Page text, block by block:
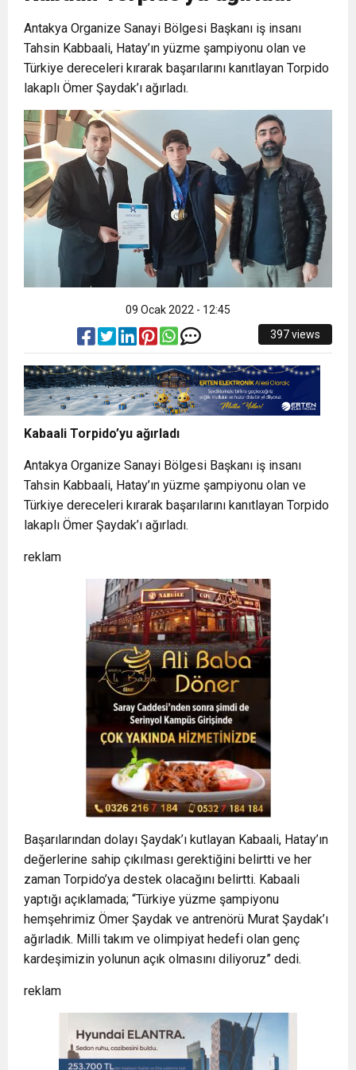
Cumhuriyet, Türk Milletinin Özgürlük
ve Onur Nişanesidir
6:19 HBB BAŞKANI ÖNTÜRK’ÜN
CUMHURİYET BAYRAMI MESAJI
17:36 KURUMLAR VERGİSİ ERTELENDİ
1:00 İTSO İŞ-KUR SGK TOPLANTI
DUYURUSU
21:40 CEYLANDERE’DE BAŞKAN EMRAH
KARAÇAY’A SEVGİ SELİ
18:22 BAŞKAN SAMİ ÜSTÜN’DEN
GÖNÜLLERE DOKUNAN ZİYARET
Antakya Organize Sanayi Bölgesi Başkanı iş insanı
Tahsin Kabbaali, Hatay’ın yüzme şampiyonu olan ve
Türkiye dereceleri kırarak başarılarını kanıtlayan Torpido
lakaplı Ömer Şaydak’ı ağırladı.
09 Ocak 2022 - 12:45
397 views
Kabaali Torpido’yu ağırladı
Antakya Organize Sanayi Bölgesi Başkanı iş insanı
Tahsin Kabbaali, Hatay’ın yüzme şampiyonu olan ve
Türkiye dereceleri kırarak başarılarını kanıtlayan Torpido
lakaplı Ömer Şaydak’ı ağırladı.
reklam
Başarılarından dolayı Şaydak’ı kutlayan Kabaali, Hatay’ın
değerlerine sahip çıkılması gerektiğini belirtti ve her
zaman Torpido’ya destek olacağını belirtti. Kabaali
yaptığı açıklamada; “Türkiye yüzme şampiyonu
hemşehrimiz Ömer Şaydak ve antrenörü Murat Şaydak’ı
ağırladık. Milli takım ve olimpiyat hedefi olan genç
kardeşimizin yolunun açık olmasını diliyoruz” dedi.
reklam